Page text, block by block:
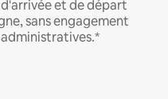
et de départ
sans engagement